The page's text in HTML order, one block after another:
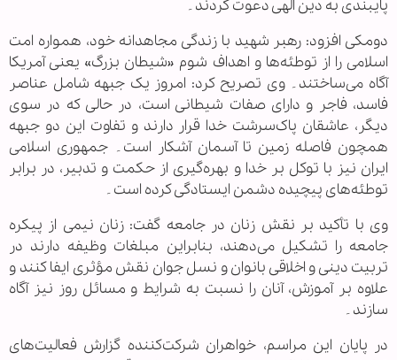
پایبندی به دین الهی دعوت کردند۔
دومکی افزود: رهبر شهید با زندگی مجاهدانه خود، همواره امت
اسلامی را از توطئه‌ها و اهداف شوم «شیطان بزرگ» یعنی آمریکا
آگاه می‌ساختند۔ وی تصریح کرد: امروز یک جبهه شامل عناصر
فاسد، فاجر و دارای صفات شیطانی است، در حالی که در سوی
دیگر، عاشقان پاک‌سرشت خدا قرار دارند و تفاوت این دو جبهه
همچون فاصله زمین تا آسمان آشکار است۔ جمهوری اسلامی
ایران نیز با توکل بر خدا و بهره‌گیری از حکمت و تدبیر، در برابر
توطئه‌های پیچیده دشمن ایستادگی کرده است۔
وی با تأکید بر نقش زنان در جامعه گفت: زنان نیمی از پیکره
جامعه را تشکیل می‌دهند، بنابراین مبلغات وظیفه دارند در
تربیت دینی و اخلاقی بانوان و نسل جوان نقش مؤثری ایفا کنند و
علاوه بر آموزش، آنان را نسبت به شرایط و مسائل روز نیز آگاه
سازند۔
در پایان این مراسم، خواهران شرکت‌کننده گزارش فعالیت‌های